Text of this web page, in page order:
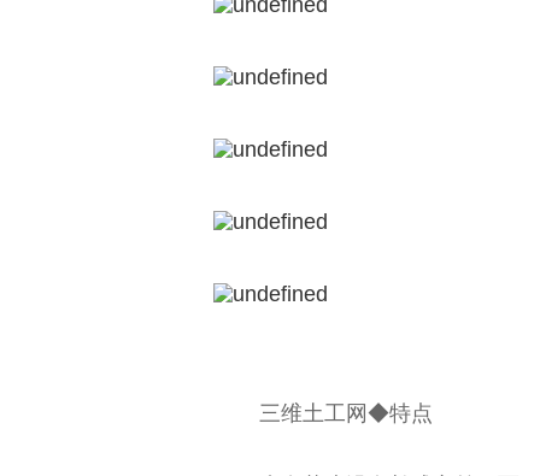
三维土工网◆特点